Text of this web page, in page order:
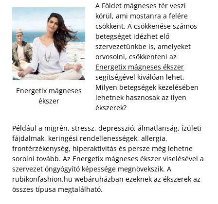
Energetix mágneses
ékszer
A Földet mágneses tér veszi
körül, ami mostanra a felére
csökkent. A csökkenése számos
betegséget idézhet elő
szervezetünkbe is, amelyeket
orvosolni, csökkenteni az
Energetix mágneses ékszer
segítségével kiválóan lehet.
Milyen betegségek kezelésében
lehetnek hasznosak az ilyen
ékszerek?
Például a migrén, stressz, depresszió, álmatlanság, ízületi
fájdalmak, keringési rendellenességek, allergia,
frontérzékenység, hiperaktivitás és persze még lehetne
sorolni tovább. Az Energetix mágneses ékszer viselésével a
szervezet öngyógyító képessége megnövekszik. A
rubikonfashion.hu webáruházban ezeknek az ékszerek az
összes típusa megtalálható.